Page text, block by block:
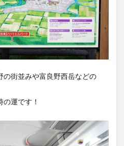
の街並みや富良野西岳などの
運です！